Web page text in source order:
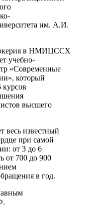
им. А.И.
в НМИЦССХ
учебно-
«Современные
который
курсов
высшего
весь известный
при самой
от 3 до 6
от 700 до 900
в год.